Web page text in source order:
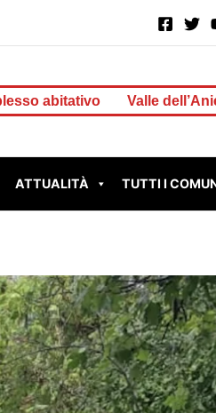
Valle dell’Aniene: dalla
ATTUALITÀ TUTTI I